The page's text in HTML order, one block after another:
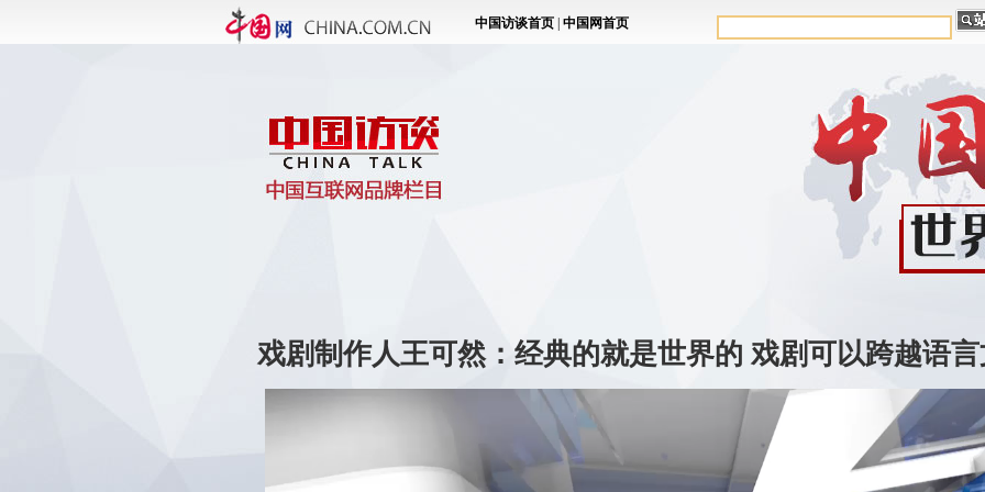
戏剧制作人王可然：经典的就是世界的 戏剧可以跨越语